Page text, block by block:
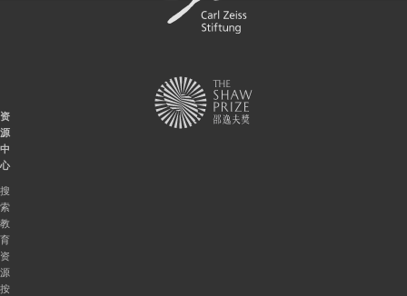
资
源
中
心
搜
索
教
育
资
源
按